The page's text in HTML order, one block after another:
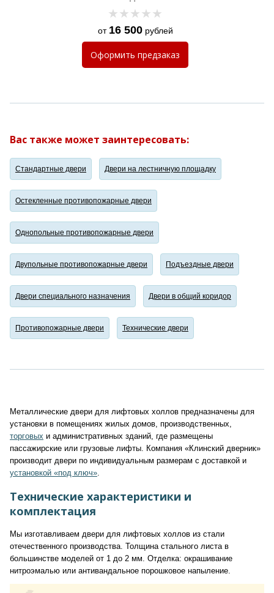
от 16 500рублей
Оформить предзаказ
Вас также может заинтересовать:
Стандартные двери Двери на лестничную площадку
Остекленные противопожарные двери
Однопольные противопожарные двери
Двупольные противопожарные двери Подъездные двери
Двери специального назначения Двери в общий коридор
Противопожарные двери Технические двери
Металлические двери для лифтовых холлов предназначены для
установки в помещениях жилых домов, производственных,
торговых и административных зданий, где размещены
пассажирские или грузовые лифты. Компания «Клинский дверник»
производит двери по индивидуальным размерам с доставкой и
установкой «под ключ».
Технические характеристики и
комплектация
Мы изготавливаем двери для лифтовых холлов из стали
отечественного производства. Толщина стального листа в
большинстве моделей от 1 до 2 мм. Отделка: окрашивание
нитроэмалью или антивандальное порошковое напыление.